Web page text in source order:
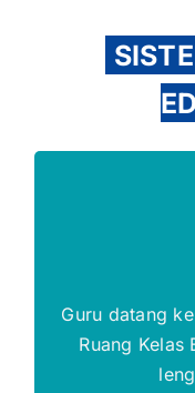
Guru datang
Ruang Kelas